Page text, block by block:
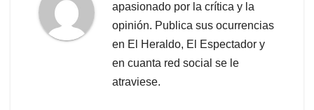
apasionado por la crítica y la
opinión. Publica sus ocurrencias
en El Heraldo, El Espectador y
en cuanta red social se le
atraviese.